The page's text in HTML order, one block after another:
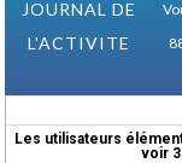
JOURNAL DE
L'ACTIVITE
Les utilisateurs
voir